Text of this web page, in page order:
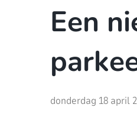
Een
donderdag 18 april